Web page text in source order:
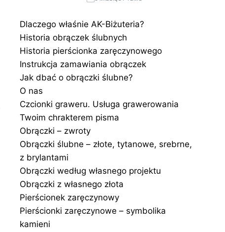
Dlaczego właśnie AK-Biżuteria?
Historia obrączek ślubnych
Historia pierścionka zaręczynowego
Instrukcja zamawiania obrączek
Jak dbać o obrączki ślubne?
O nas
Czcionki graweru. Usługa grawerowania
Twoim chrakterem pisma
Obrączki – zwroty
Obrączki ślubne – złote, tytanowe, srebrne,
z brylantami
Obrączki według własnego projektu
Obrączki z własnego złota
Pierścionek zaręczynowy
Pierścionki zaręczynowe – symbolika
kamieni